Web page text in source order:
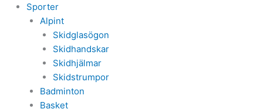
Sporter
Alpint
Skidglasögon
Skidhandskar
Skidhjälmar
Skidstrumpor
Badminton
Basket